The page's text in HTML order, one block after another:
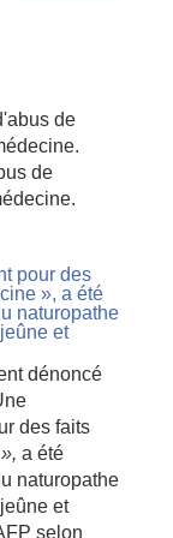
de
pour des
», a été
naturopathe
et
dénoncé
des faits
a été
naturopathe
et
selon